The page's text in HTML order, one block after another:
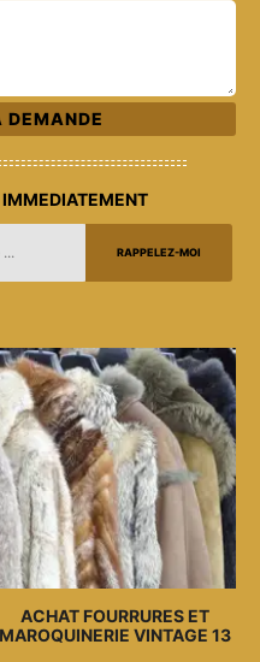
IMMEDIATEMENT
ACHAT FOURRURES ET
MAROQUINERIE VINTAGE 13